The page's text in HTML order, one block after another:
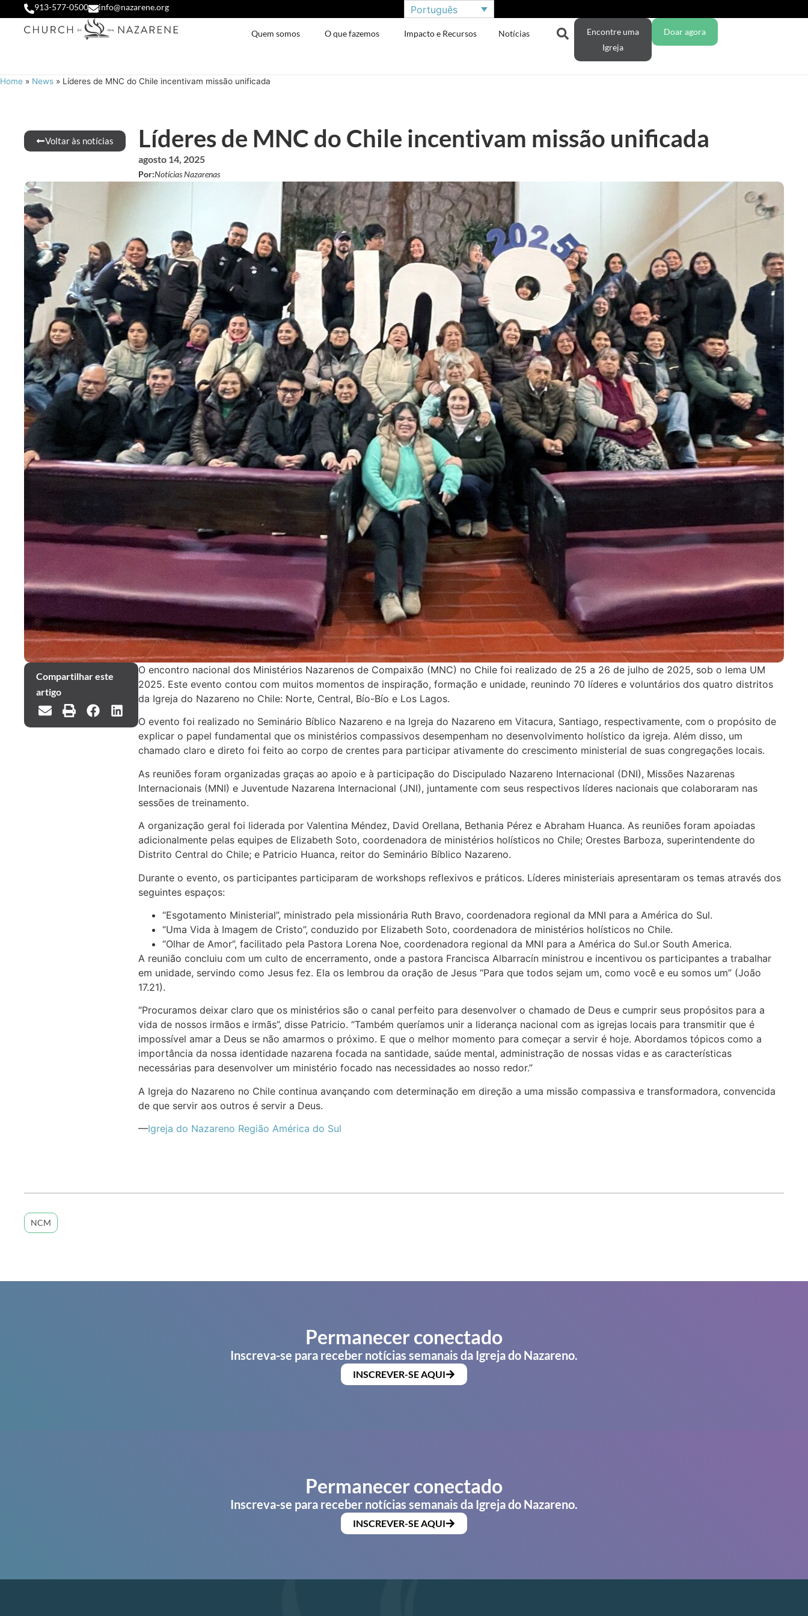
913-577-0500 info@nazarene.org Português
Quem somos O que fazemos Impacto e Recursos Notícias
Encontre uma
Igreja
Doar agora
Home » News » Líderes de MNC do Chile incentivam missão unificada
Voltar às notícias Líderes de MNC do Chile incentivam missão unificada
agosto 14, 2025
Por:Notícias Nazarenas
Compartilhar este
artigo
O encontro nacional dos Ministérios Nazarenos de Compaixão (MNC) no Chile foi realizado de 25 a 26 de julho de 2025, sob o lema UM
2025. Este evento contou com muitos momentos de inspiração, formação e unidade, reunindo 70 líderes e voluntários dos quatro distritos
da Igreja do Nazareno no Chile: Norte, Central, Bío-Bío e Los Lagos.
O evento foi realizado no Seminário Bíblico Nazareno e na Igreja do Nazareno em Vitacura, Santiago, respectivamente, com o propósito de
explicar o papel fundamental que os ministérios compassivos desempenham no desenvolvimento holístico da igreja. Além disso, um
chamado claro e direto foi feito ao corpo de crentes para participar ativamente do crescimento ministerial de suas congregações locais.
As reuniões foram organizadas graças ao apoio e à participação do Discipulado Nazareno Internacional (DNI), Missões Nazarenas
Internacionais (MNI) e Juventude Nazarena Internacional (JNI), juntamente com seus respectivos líderes nacionais que colaboraram nas
sessões de treinamento.
A organização geral foi liderada por Valentina Méndez, David Orellana, Bethania Pérez e Abraham Huanca. As reuniões foram apoiadas
adicionalmente pelas equipes de Elizabeth Soto, coordenadora de ministérios holísticos no Chile; Orestes Barboza, superintendente do
Distrito Central do Chile; e Patricio Huanca, reitor do Seminário Bíblico Nazareno.
Durante o evento, os participantes participaram de workshops reflexivos e práticos. Líderes ministeriais apresentaram os temas através dos
seguintes espaços:
“Esgotamento Ministerial”, ministrado pela missionária Ruth Bravo, coordenadora regional da MNI para a América do Sul.
“Uma Vida à Imagem de Cristo”, conduzido por Elizabeth Soto, coordenadora de ministérios holísticos no Chile.
“Olhar de Amor”, facilitado pela Pastora Lorena Noe, coordenadora regional da MNI para a América do Sul.or South America.
A reunião concluiu com um culto de encerramento, onde a pastora Francisca Albarracín ministrou e incentivou os participantes a trabalhar
em unidade, servindo como Jesus fez. Ela os lembrou da oração de Jesus “Para que todos sejam um, como você e eu somos um” (João
17.21).
“Procuramos deixar claro que os ministérios são o canal perfeito para desenvolver o chamado de Deus e cumprir seus propósitos para a
vida de nossos irmãos e irmãs”, disse Patricio. “Também queríamos unir a liderança nacional com as igrejas locais para transmitir que é
impossível amar a Deus se não amarmos o próximo. E que o melhor momento para começar a servir é hoje. Abordamos tópicos como a
importância da nossa identidade nazarena focada na santidade, saúde mental, administração de nossas vidas e as características
necessárias para desenvolver um ministério focado nas necessidades ao nosso redor.”
A Igreja do Nazareno no Chile continua avançando com determinação em direção a uma missão compassiva e transformadora, convencida
de que servir aos outros é servir a Deus.
—Igreja do Nazareno Região América do Sul
NCM
Permanecer conectado
Inscreva-se para receber notícias semanais da Igreja do Nazareno.
INSCREVER-SE AQUI
Permanecer conectado
Inscreva-se para receber notícias semanais da Igreja do Nazareno.
INSCREVER-SE AQUI